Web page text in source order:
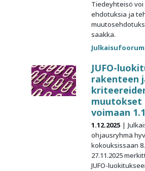
Tiedeyhteisö
ehdotuksia ja
saakka.
JUFO-
rakenteen
voimaan
1.12.2025
ohjausryhmä
kokouksissaan
27.11.2025
JUFO-